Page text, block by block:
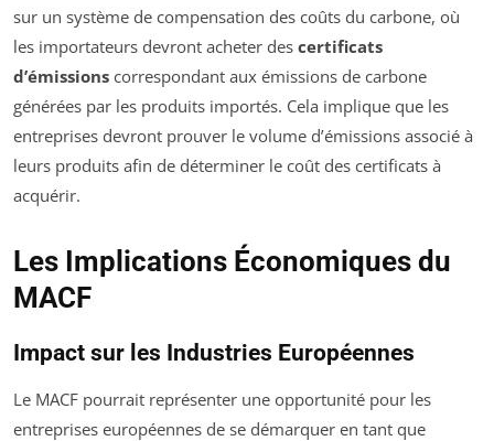
sur un système de compensation des coûts du carbone, où
les importateurs devront acheter des certificats
d’émissions correspondant aux émissions de carbone
générées par les produits importés. Cela implique que les
entreprises devront prouver le volume d’émissions associé à
leurs produits afin de déterminer le coût des certificats à
acquérir.
Les Implications Économiques du
MACF
Impact sur les Industries Européennes
Le MACF pourrait représenter une opportunité pour les
entreprises européennes de se démarquer en tant que